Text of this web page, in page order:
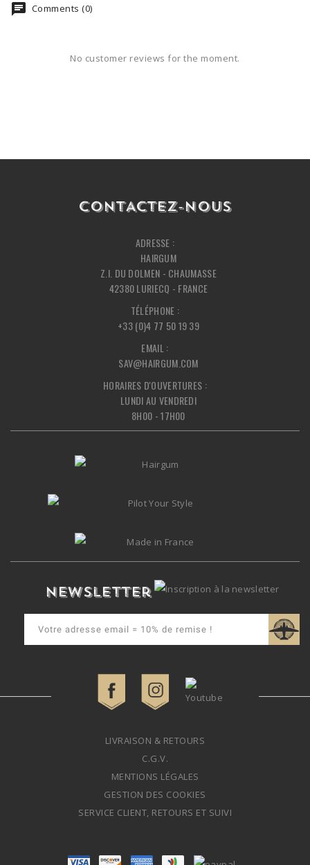
Comments (0)
No customer reviews for the moment.
CONTACTEZ-NOUS
ADRESSE :
HAIRGUM
Z.I. DU DOLMEN - CHAUMASSE
42380 LURIECQ - FRANCE
TÉLÉPHONE :
+33 (0)4 77 50 19 39
EMAIL :
SAV@HAIRGUM.COM
HORAIRES D'OUVERTURES :
LUNDI AU VENDREDI
8H00 - 17H00
Newsletter
LIVRAISON & RETOURS
C.G.V.
MENTIONS LÉGALES
GESTION DES COOKIES
SERVICE CLIENT, RETOURS ET SUIVI